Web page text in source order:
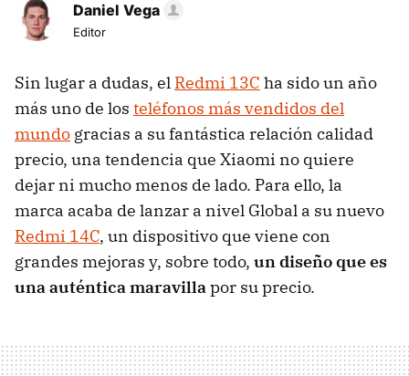
Daniel Vega
Editor
Sin lugar a dudas, el Redmi 13C ha sido un año
más uno de los teléfonos más vendidos del
mundo gracias a su fantástica relación calidad
precio, una tendencia que Xiaomi no quiere
dejar ni mucho menos de lado. Para ello, la
marca acaba de lanzar a nivel Global a su nuevo
Redmi 14C, un dispositivo que viene con
grandes mejoras y, sobre todo, un diseño que es
una auténtica maravillapor su precio.